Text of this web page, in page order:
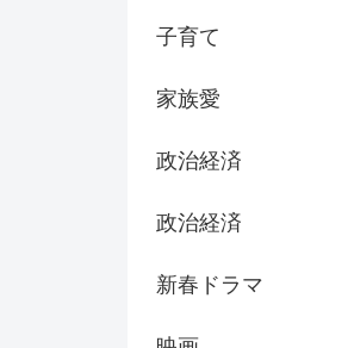
子育て
家族愛
政治経済
政治経済
新春ドラマ